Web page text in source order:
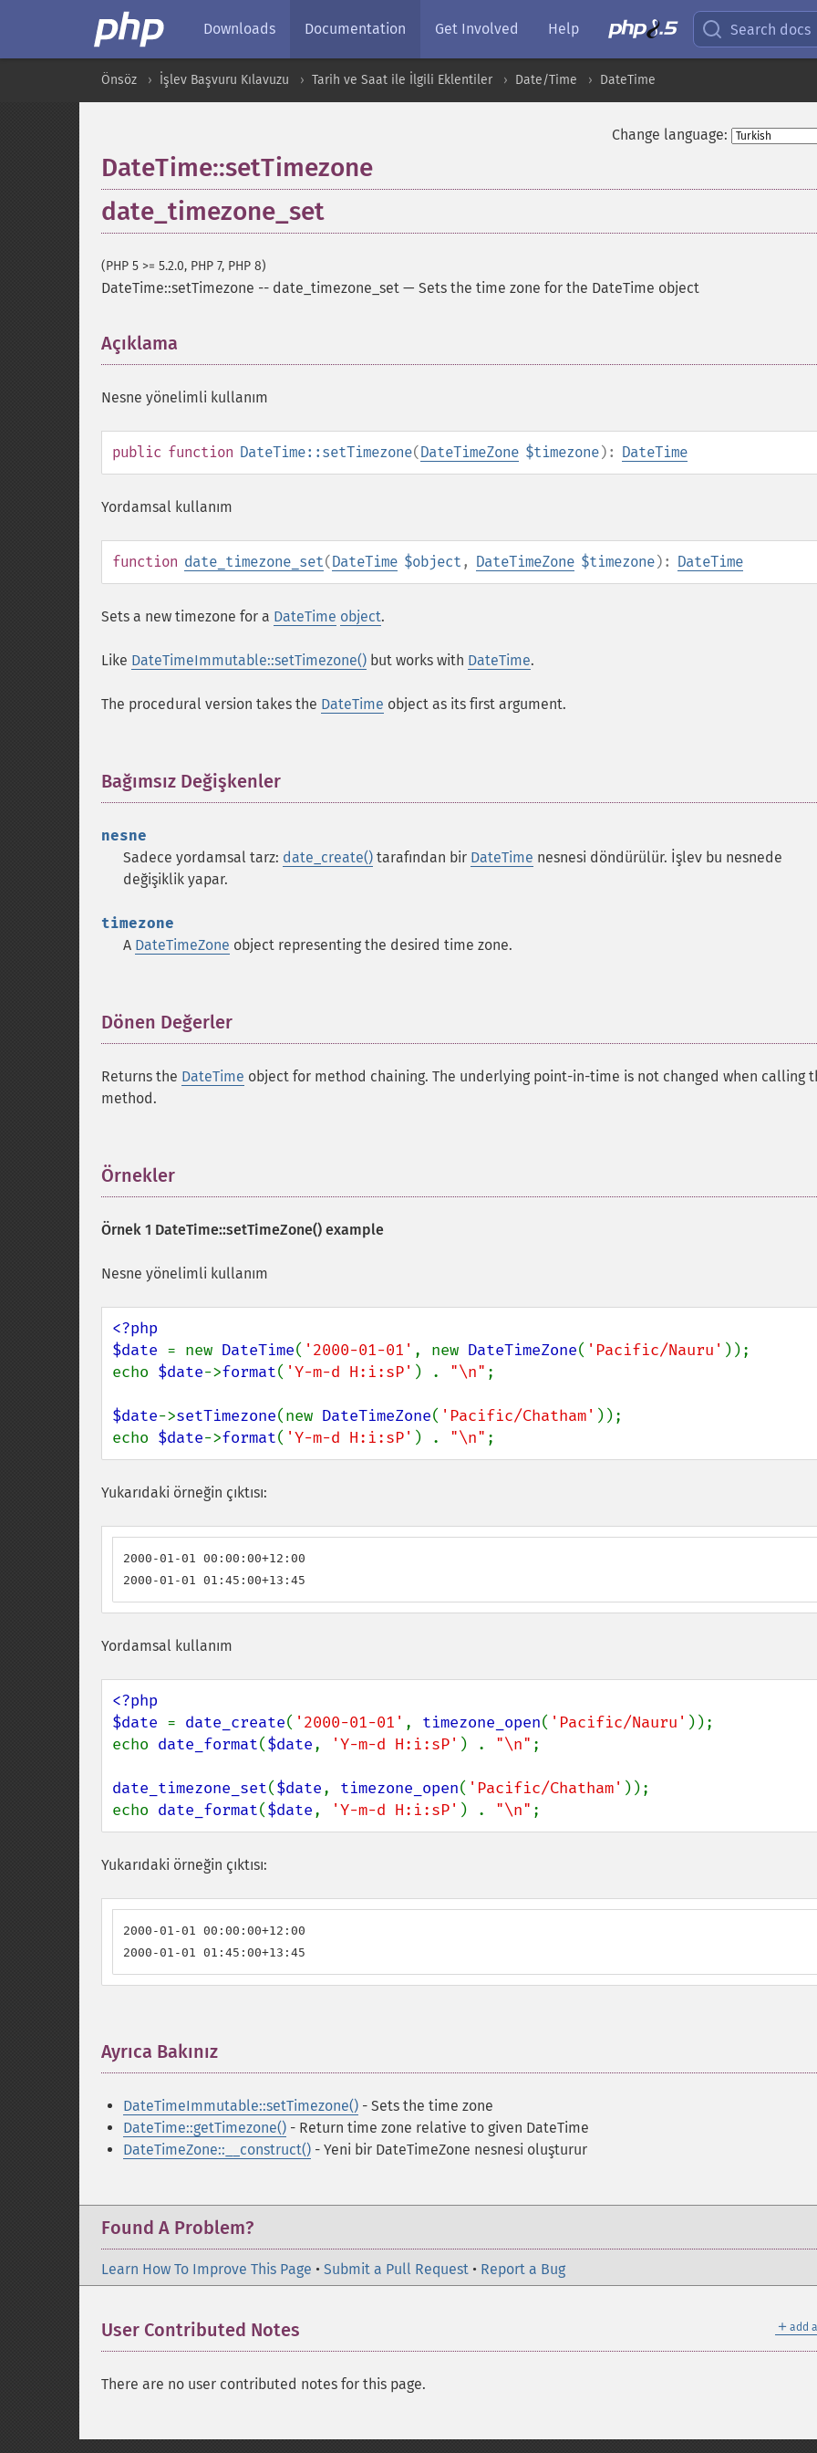
Downloads Documentation Get Involved Help Search docs
Önsöz İşlev Başvuru Kılavuzu Tarih ve Saat ile İlgili Eklentiler Date/Time DateTime
Change language:
DateTime::setTimezone
date_timezone_set
(PHP 5 >= 5.2.0, PHP 7, PHP 8)
DateTime::setTimezone -- date_timezone_set — Sets the time zone for the DateTime object
Açıklama
Nesne yönelimli kullanım
public function DateTime::setTimezone(DateTimeZone $timezone): DateTime
Yordamsal kullanım
function date_timezone_set(DateTime $object , DateTimeZone $timezone): DateTime
Sets a new timezone for a DateTime object.
Like DateTimeImmutable::setTimezone() but works with DateTime.
The procedural version takes the DateTime object as its first argument.
Bağımsız Değişkenler
nesne
Sadece yordamsal tarz: date_create() tarafından bir DateTime nesnesi döndürülür. İşlev bu nesnede
değişiklik yapar.
timezone
A DateTimeZone object representing the desired time zone.
Dönen Değerler
Returns the DateTime object for method chaining. The underlying point-in-time is not changed when calling
method.
Örnekler
Örnek 1 DateTime::setTimeZone() example
Nesne yönelimli kullanım
<?php
$date = new DateTime( '2000-01-01' , new DateTimeZone( 'Pacific/Nauru' ));
echo $date->format( 'Y-m-d H:i:sP' ) . "\n" ;
$date->setTimezone(new DateTimeZone( 'Pacific/Chatham' ));
echo $date->format( 'Y-m-d H:i:sP' ) . "\n" ;
Yukarıdaki örneğin çıktısı:
2000-01-01 00:00:00+12:00
2000-01-01 01:45:00+13:45
Yordamsal kullanım
<?php
$date = date_create( '2000-01-01' , timezone_open( 'Pacific/Nauru' ));
echo date_format($date, 'Y-m-d H:i:sP' ) . "\n" ;
date_timezone_set($date, timezone_open( 'Pacific/Chatham' ));
echo date_format($date, 'Y-m-d H:i:sP' ) . "\n" ;
Yukarıdaki örneğin çıktısı:
2000-01-01 00:00:00+12:00
2000-01-01 01:45:00+13:45
Ayrıca Bakınız
DateTimeImmutable::setTimezone() - Sets the time zone
DateTime::getTimezone() - Return time zone relative to given DateTime
DateTimeZone::__construct() - Yeni bir DateTimeZone nesnesi oluşturur
Found A Problem?
Learn How To Improve This Page • Submit a Pull Request • Report a Bug
＋ add
User Contributed Notes
There are no user contributed notes for this page.